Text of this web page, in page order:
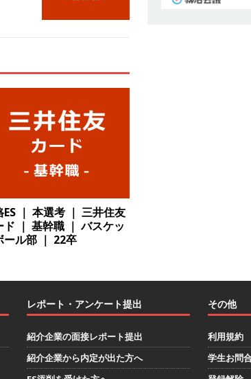
リティクスラボ
体育会積極
界に特化した人材紹介サービ
右肩上がり ｜ 未経験から営業
採用企業
社会の今まさに求められてい
X
体育会積極採用企業
現にも貢献 ｜ 初任給28万+各
ント開催 】香川・大阪勤務
ン） ｜ 充実の福利厚生・資格
ES ｜ 本選考 ｜ 三井住友
ド ｜ 基幹職 ｜ バスケッ
ール部 ｜ 22卒
レポート・アンケート提出
紹介企業の面接レポート提出
紹介企業から内定が出た方へ
その他
利用規約
学生お問